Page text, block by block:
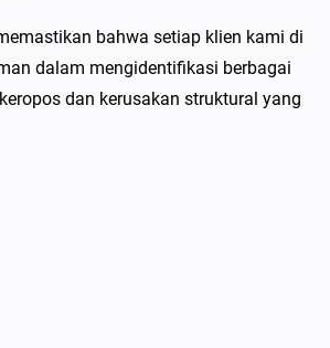
bahwa setiap klien kami di
dalam mengidentifikasi berbagai
dan kerusakan struktural yang